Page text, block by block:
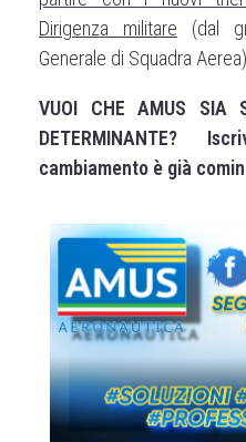
Dirigenza militare (dal
Generale di Squadra
VUOI CHE AMUS SIA
DETERMINANTE?
cambiamento è già